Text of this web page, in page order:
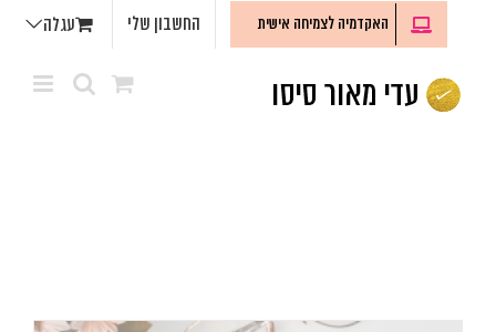
האקדמיה לצמיחה אישית החשבון שלי עגלה